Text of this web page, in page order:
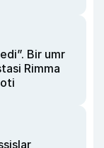
Bir umr
Rimma